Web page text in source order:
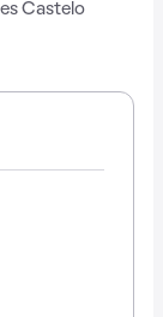
Castelo